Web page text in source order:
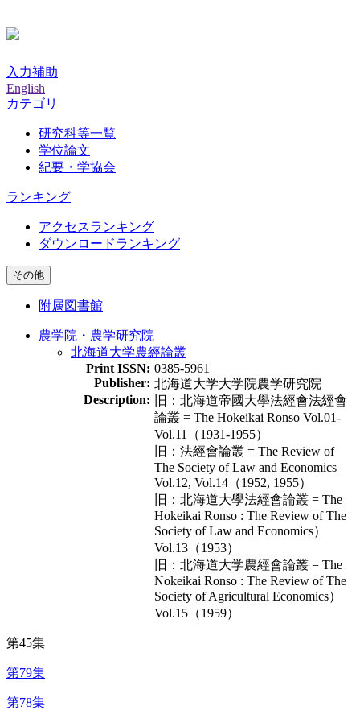
入力補助
English
カテゴリ
研究科等一覧
学位論文
紀要・学協会
ランキング
アクセスランキング
ダウンロードランキング
その他
附属図書館
農学院・農学研究院
北海道大学農經論叢
Print ISSN: 0385-5961
Publisher: 北海道大学大学院農学研究院
Description:
旧：北海道帝國大學法經會法經會
論叢 = The Hokeikai Ronso Vol.01-
Vol.11（1931-1955）
旧：法經會論叢 = The Review of
The Society of Law and Economics
Vol.12, Vol.14（1952, 1955）
旧：北海道大學法經會論叢 = The
Hokeikai Ronso : The Review of The
Society of Law and Economics）
Vol.13（1953）
旧：北海道大学農經會論叢 = The
Nokeikai Ronso : The Review of The
Society of Agricultural Economics）
Vol.15（1959）
第45集
第79集
第78集